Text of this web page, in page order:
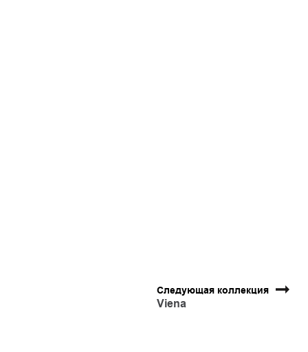
Следующая коллекция
Viena